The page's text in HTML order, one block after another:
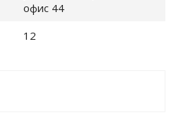
офис 44
12